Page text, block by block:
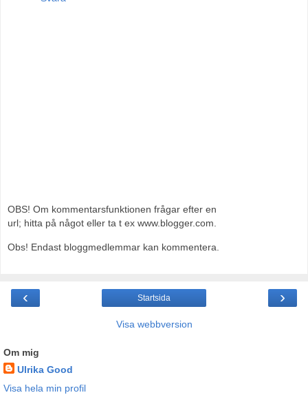
OBS! Om kommentarsfunktionen frågar efter en
url; hitta på något eller ta t ex www.blogger.com.
Obs! Endast bloggmedlemmar kan kommentera.
‹ ›
Startsida
Visa webbversion
Om mig
Ulrika Good
Visa hela min profil